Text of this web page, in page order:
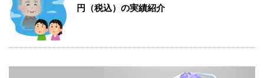
円（税込）の実績紹介